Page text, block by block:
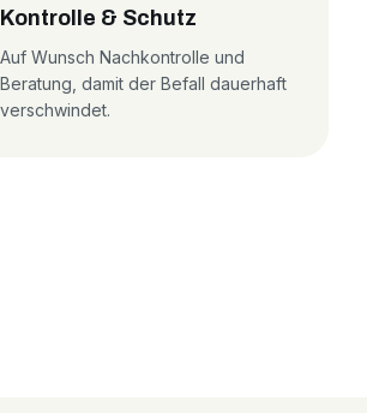
Kontrolle & Schutz
Auf Wunsch Nachkontrolle und
Beratung, damit der Befall dauerhaft
verschwindet.